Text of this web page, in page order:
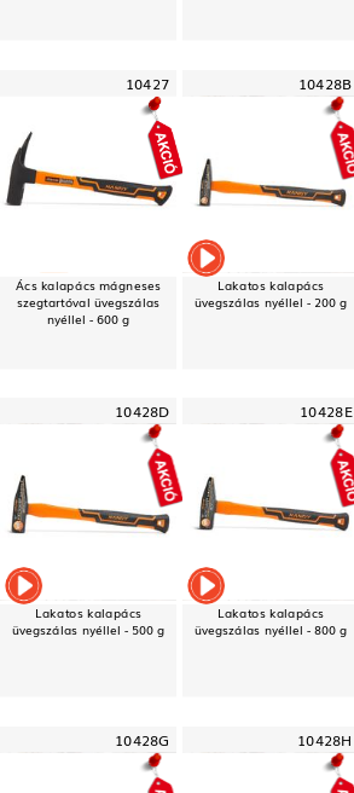
10427
Ács kalapács mágneses
szegtartóval üvegszálas
nyéllel - 600 g
10428B
Lakatos kalapács
üvegszálas nyéllel - 200 g
10428D
Lakatos kalapács
üvegszálas nyéllel - 500 g
10428E
Lakatos kalapács
üvegszálas nyéllel - 800 g
10428G 10428H